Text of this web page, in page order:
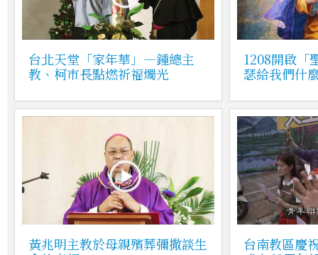
台北天堂「家年華」—鍾總主
教、柯市長點燃祈福燭光
1208開啟「
瑟給我們什
黃兆明主教於母親殯葬彌撒談生
台南教區慶